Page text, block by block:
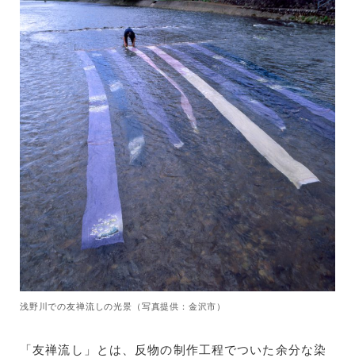
浅野川での友禅流しの光景（写真提供：金沢市）
「友禅流し」とは、反物の制作工程でついた余分な染